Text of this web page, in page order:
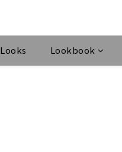
Looks Lookbook